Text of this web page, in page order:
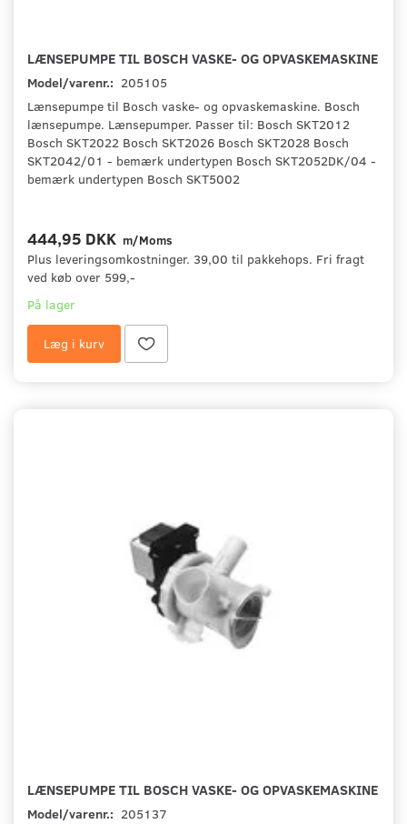
LÆNSEPUMPE TIL BOSCH VASKE- OG OPVASKEMASKINE
Model/varenr.: 205105
Lænsepumpe til Bosch vaske- og opvaskemaskine. Bosch
lænsepumpe. Lænsepumper. Passer til: Bosch SKT2012
Bosch SKT2022 Bosch SKT2026 Bosch SKT2028 Bosch
SKT2042/01 - bemærk undertypen Bosch SKT2052DK/04 -
bemærk undertypen Bosch SKT5002
444,95 DKK m/Moms
Plus leveringsomkostninger. 39,00 til pakkehops. Fri fragt
ved køb over 599,-
På lager
Læg i kurv
LÆNSEPUMPE TIL BOSCH VASKE- OG OPVASKEMASKINE
Model/varenr.: 205137